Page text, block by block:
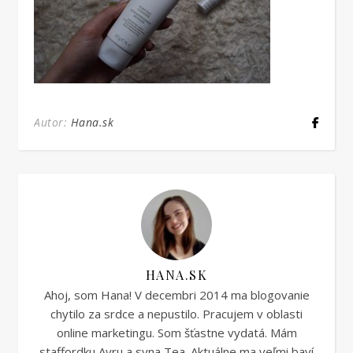
Autor: Hana.sk
HANA.SK
Ahoj, som Hana! V decembri 2014 ma blogovanie
chytilo za srdce a nepustilo. Pracujem v oblasti
online marketingu. Som šťastne vydatá. Mám